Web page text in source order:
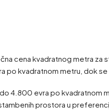
cena kvadratnog metra
kvadratnom metru, dok
4.800 evra po kvadratnom
prostora u